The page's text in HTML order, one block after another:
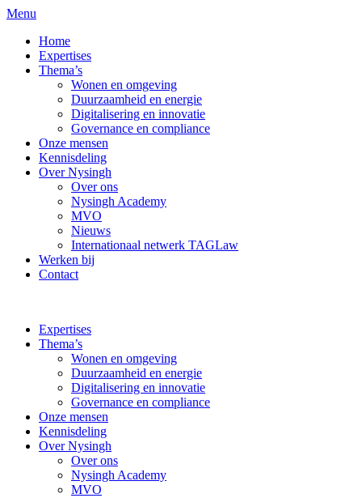
Menu
Home
Expertises
Thema’s
Wonen en omgeving
Duurzaamheid en energie
Digitalisering en innovatie
Governance en compliance
Onze mensen
Kennisdeling
Over Nysingh
Over ons
Nysingh Academy
MVO
Nieuws
Internationaal netwerk TAGLaw
Werken bij
Contact
Expertises
Thema’s
Wonen en omgeving
Duurzaamheid en energie
Digitalisering en innovatie
Governance en compliance
Onze mensen
Kennisdeling
Over Nysingh
Over ons
Nysingh Academy
MVO